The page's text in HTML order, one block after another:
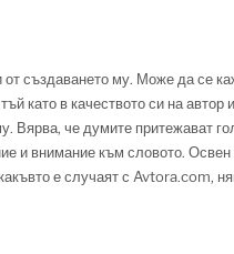
създаването му. Може да се
като в качеството си на автор
Вярва, че думите притежават
и внимание към словото. Освен
е случаят с Avtora.com,